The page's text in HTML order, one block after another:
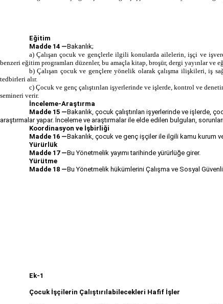
Eğitim
Madde 14 —Bakanlık;
a) Çalışan çocuk ve gençlerle ilgili konularda ailelerin, işçi ve
benzeri eğitim programları düzenler, bu amaçla kitap, broşür, dergi yayınlar ve
b) Çalışan çocuk ve gençlere yönelik olarak çalışma ilişkileri, iş
tedbirleri alır.
c) Çocuk ve genç çalıştırılan işyerlerinde ve işlerde, kontrol ve
semineri verir.
İnceleme-Araştırma
Madde 15 —Bakanlık, çocuk çalıştırılan işyerlerinde ve işlerde,
araştırmalar yapar. İnceleme ve araştırmalar ile elde edilen bulguları,
Koordinasyon ve İşbirliği
Madde 16 —Bakanlık, çocuk ve genç işçiler ile ilgili kamu kurum
Yürürlük
Madde 17 —Bu Yönetmelik yayımı tarihinde yürürlüğe girer.
Yürütme
Madde 18 —Bu Yönetmelik hükümlerini Çalışma ve Sosyal
Ek-1
Çocuk İşçilerin Çalıştırılabilecekleri Hafif İşler